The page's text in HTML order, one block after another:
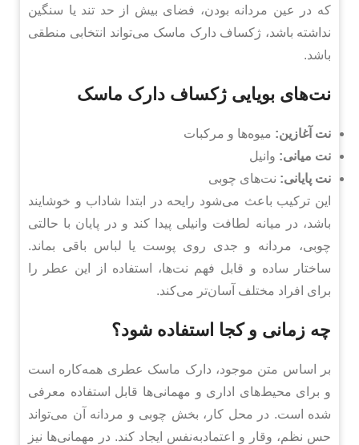
که در عین مردانه بودن، فضای بیش از حد تند یا سنگین
نداشته باشد، ژکساف دارک ماسک می‌تواند انتخابی منطقی
باشد.
نت‌های بویایی ژکساف دارک ماسک
نت آغازین: میوه‌ها و مرکبات
نت میانی: وانیل
نت پایانی: نت‌های چوبی
این ترکیب باعث می‌شود رایحه در ابتدا شاداب و خوشایند
باشد، در میانه لطافت وانیلی پیدا کند و در پایان با حالتی
چوبی، مردانه و جدی روی پوست یا لباس باقی بماند.
ساختار ساده و قابل فهم نت‌ها، استفاده از این عطر را
برای افراد مختلف آسان‌تر می‌کند.
چه زمانی و کجا استفاده شود؟
بر اساس متن موجود، دارک ماسک عطری همه‌کاره است
و برای محیط‌های اداری و مهمانی‌ها قابل استفاده معرفی
شده است. در محل کار، بخش چوبی و مردانه آن می‌تواند
حس نظم، وقار و اعتمادبه‌نفس ایجاد کند. در مهمانی‌ها نیز